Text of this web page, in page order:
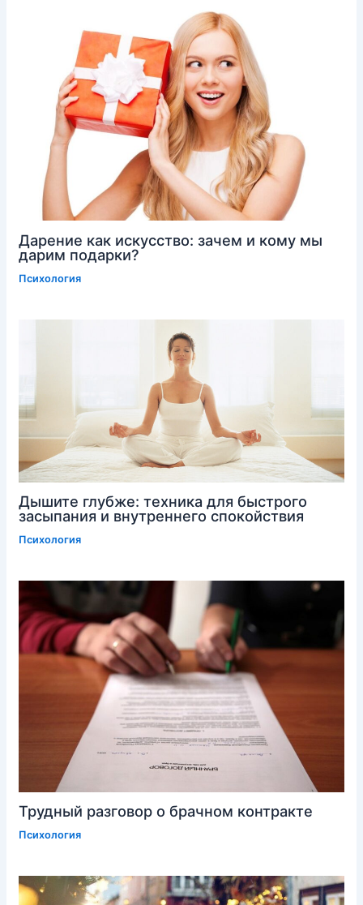
Дарение как искусство: зачем и кому мы
дарим подарки?
Психология
Дышите глубже: техника для быстрого
засыпания и внутреннего спокойствия
Психология
Трудный разговор о брачном контракте
Психология